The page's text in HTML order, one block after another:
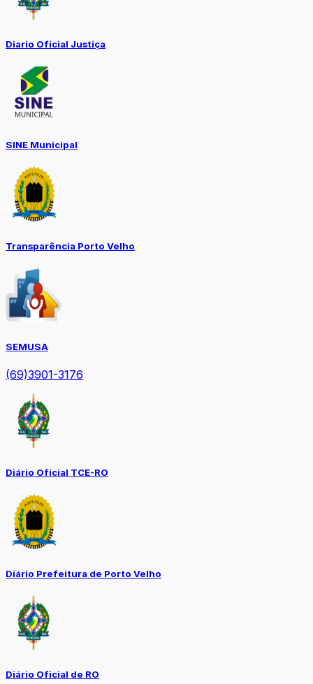
Diario Oficial Justiça
SINE Municipal
Transparência Porto Velho
SEMUSA
(69)3901-3176
Diário Oficial TCE-RO
Diário Prefeitura de Porto Velho
Diário Oficial de RO